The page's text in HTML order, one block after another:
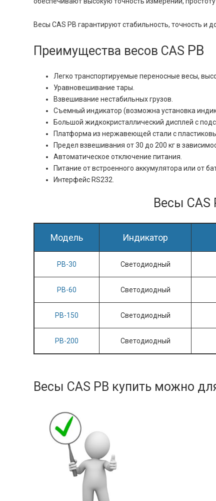
Весы CAS PB гарантируют стабильность, точность
Преимущества весов CAS PB
Легко транспортируемые переносные весы,
Уравновешивание тары.
Взвешивание нестабильных грузов.
Съемный индикатор (возможна установка
Большой жидкокристаллический дисплей с
Платформа из нержавеющей стали с
Предел взвешивания от 30 до 200 кг в
Автоматическое отключение питания.
Питание от встроенного аккумулятора или от
Интерфейс RS232.
Весы CAS
Модель Индикатор
PB-30 Светодиодный
PB-60 Светодиодный
PB-150 Светодиодный
PB-200 Светодиодный
Весы CAS PB купить можно